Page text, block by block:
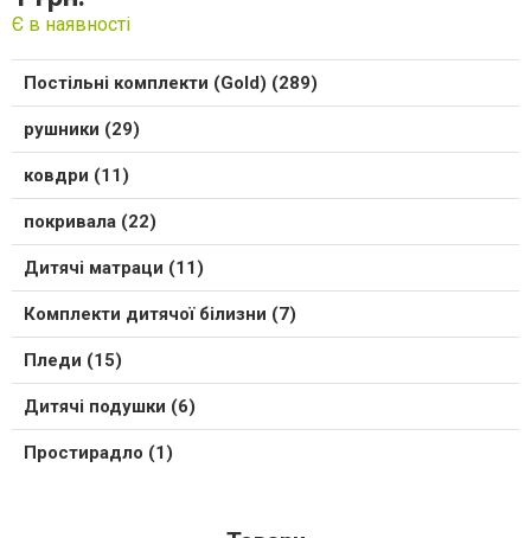
Є в наявності
Постільні комплекти (Gold) (289)
рушники (29)
ковдри (11)
покривала (22)
Дитячі матраци (11)
Комплекти дитячої білизни (7)
Пледи (15)
Дитячі подушки (6)
Простирадло (1)